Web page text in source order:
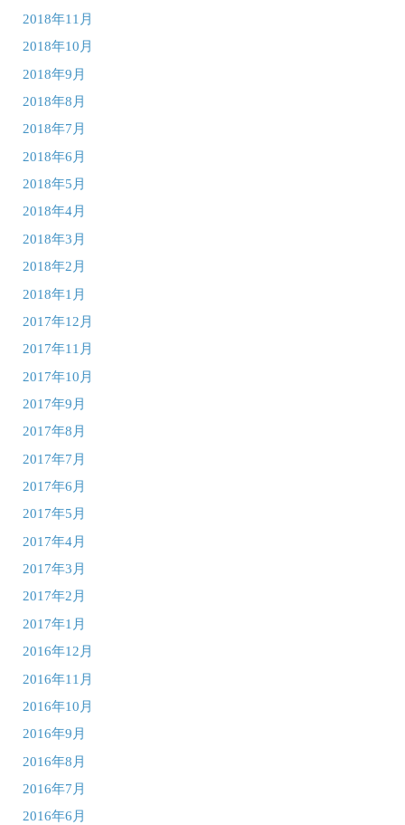
2018年11月
2018年10月
2018年9月
2018年8月
2018年7月
2018年6月
2018年5月
2018年4月
2018年3月
2018年2月
2018年1月
2017年12月
2017年11月
2017年10月
2017年9月
2017年8月
2017年7月
2017年6月
2017年5月
2017年4月
2017年3月
2017年2月
2017年1月
2016年12月
2016年11月
2016年10月
2016年9月
2016年8月
2016年7月
2016年6月